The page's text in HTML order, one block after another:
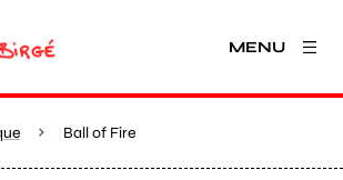
MENU
Ball of Fire